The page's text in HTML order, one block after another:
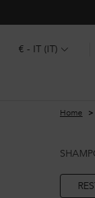
€ - IT (IT)
Contenuto principale
Home